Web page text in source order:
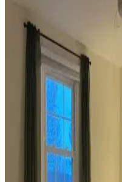
Ev Dekorasyonunda
Uyumu, Mobilya
Reddit tartışması üzerinden
mobilya yerleşimi ve
alanlarının estetik ve
Veranda
ve Mobilya
Yöntemleri
Veranda dekorasyonunda
uyumlu kullanımı mekânı
seçimler verandanın